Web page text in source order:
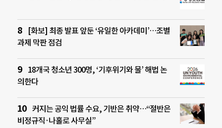
[화보] 최종 발표 앞둔 ‘유일한 아카데미’…조별
과제 막판 점검
18개국 청소년 300명, ‘기후위기와 물’ 해법 논
의한다
커지는 공익 법률 수요, 기반은 취약…“절반은
비정규직·나홀로 사무실”